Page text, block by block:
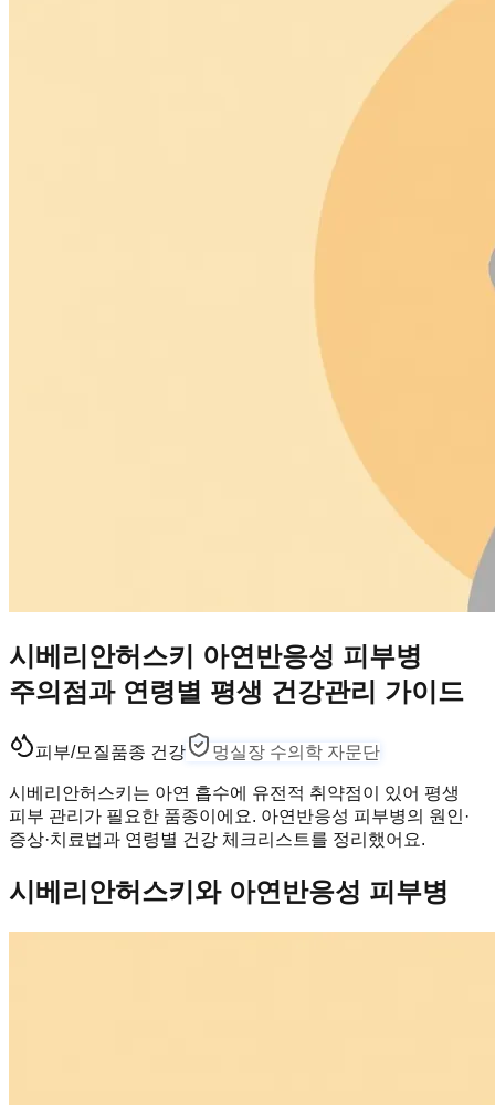
시베리안허스키 아연반응성 피부병
주의점과 연령별 평생 건강관리 가이드
피부/모질품종 건강 멍실장 수의학 자문단
시베리안허스키는 아연 흡수에 유전적 취약점이 있어 평생
피부 관리가 필요한 품종이에요. 아연반응성 피부병의 원인·
증상·치료법과 연령별 건강 체크리스트를 정리했어요.
시베리안허스키와 아연반응성 피부병